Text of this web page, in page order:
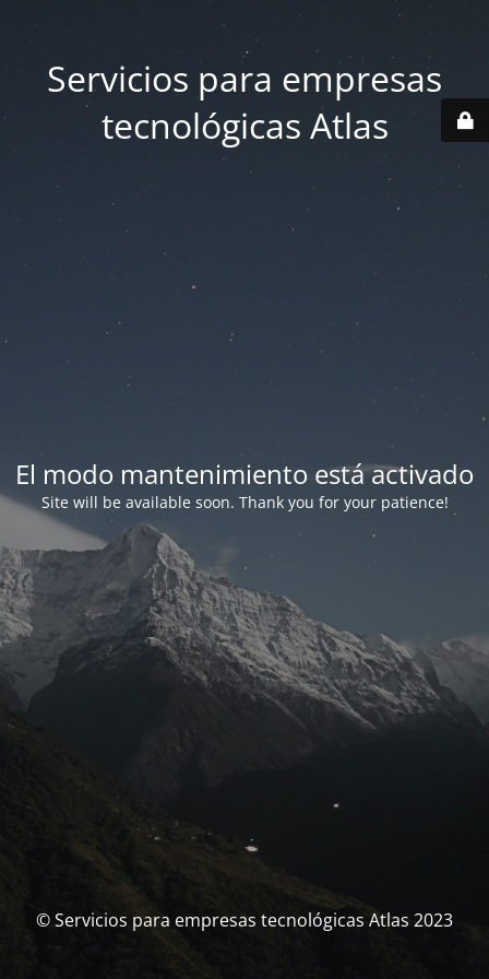
Servicios para empresas
tecnológicas Atlas
El modo mantenimiento está activado
Site will be available soon. Thank you for your patience!
© Servicios para empresas tecnológicas Atlas 2023